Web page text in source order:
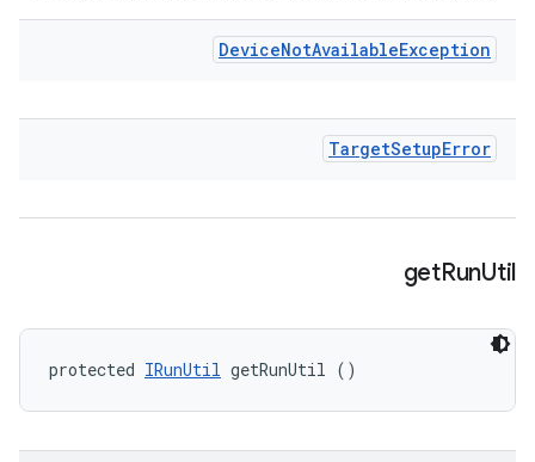
DeviceNotAvailableException
TargetSetupError
getRunUtil
protected IRunUtil getRunUtil ()